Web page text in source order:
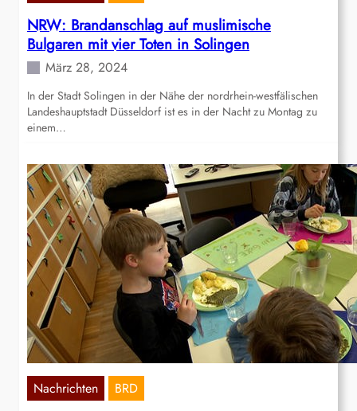
NRW: Brandanschlag auf muslimische
Bulgaren mit vier Toten in Solingen
März 28, 2024
In der Stadt Solingen in der Nähe der nordrhein-westfälischen
Landeshauptstadt Düsseldorf ist es in der Nacht zu Montag zu
einem…
Nachrichten BRD